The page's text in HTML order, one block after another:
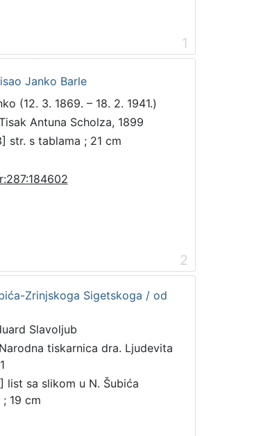
1
Janko Barle
(12. 3. 1869. – 18. 2. 1941.)
Antuna Scholza, 1899
str. s tablama ; 21 cm
2
Zrinjskoga Sigetskoga / od
Slavoljub
tiskarnica dra. Ljudevita
list sa slikom u N. Šubića
19 cm